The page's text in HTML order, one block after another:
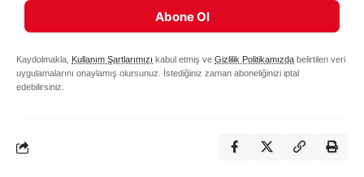
Abone Ol
Kaydolmakla, Kullanım Şartlarımızı kabul etmiş ve Gizlilik Politikamızda belirtilen veri
uygulamalarını onaylamış olursunuz. İstediğiniz zaman aboneliğinizi iptal
edebilirsiniz.